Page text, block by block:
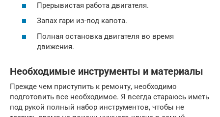
Прерывистая работа двигателя.
Запах гари из-под капота.
Полная остановка двигателя во время
движения.
Необходимые инструменты и материалы
Прежде чем приступить к ремонту, необходимо
подготовить все необходимое. Я всегда стараюсь иметь
под рукой полный набор инструментов, чтобы не